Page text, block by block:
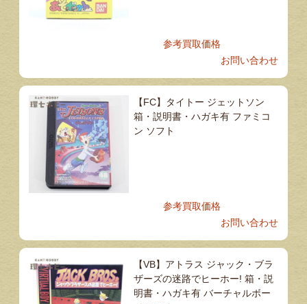
参考買取価格
お問い合わせ
【FC】タイトー ジェットソン
箱・説明書・ハガキ有 ファミコ
ン ソフト
参考買取価格
お問い合わせ
【VB】アトラス ジャック・ブラ
ザーズの迷路でヒーホー! 箱・説
明書・ハガキ有 バーチャルボー